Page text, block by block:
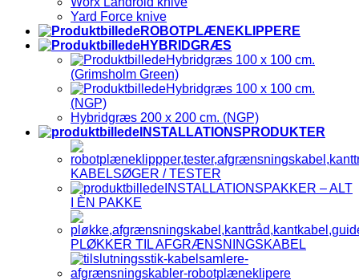
Yard Force knive
ROBOTPLÆNEKLIPPERE
HYBRIDGRÆS
Hybridgræs 100 x 100 cm.
(Grimsholm Green)
Hybridgræs 100 x 100 cm.
(NGP)
Hybridgræs 200 x 200 cm. (NGP)
INSTALLATIONSPRODUKTER
KABELSØGER / TESTER
INSTALLATIONSPAKKER – ALT
I ÈN PAKKE
PLØKKER TIL AFGRÆNSNINGSKABEL